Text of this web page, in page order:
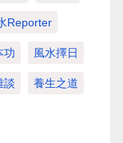
Reporter
功 風水擇日
談 養生之道